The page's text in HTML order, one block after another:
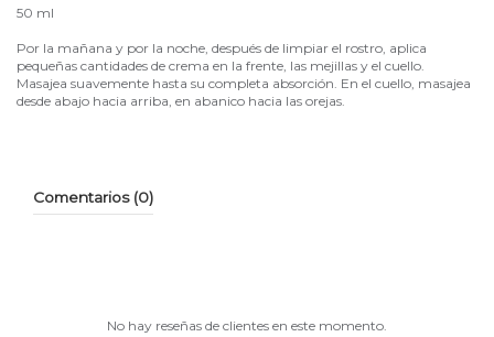
50 ml
Por la mañana y por la noche, después de limpiar el rostro, aplica
pequeñas cantidades de crema en la frente, las mejillas y el cuello.
Masajea suavemente hasta su completa absorción. En el cuello, masajea
desde abajo hacia arriba, en abanico hacia las orejas.
Comentarios (0)
No hay reseñas de clientes en este momento.